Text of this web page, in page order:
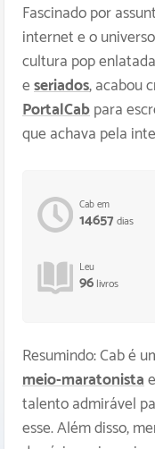
Fascinado por
internet e o
cultura pop
eseriados, acabou
PortalCabpara
que achava pela
Cab em
14657 dias
Leu
96livros
Resumindo: Cab é
meio-maratonista
talento admirável
esse. Além disso,